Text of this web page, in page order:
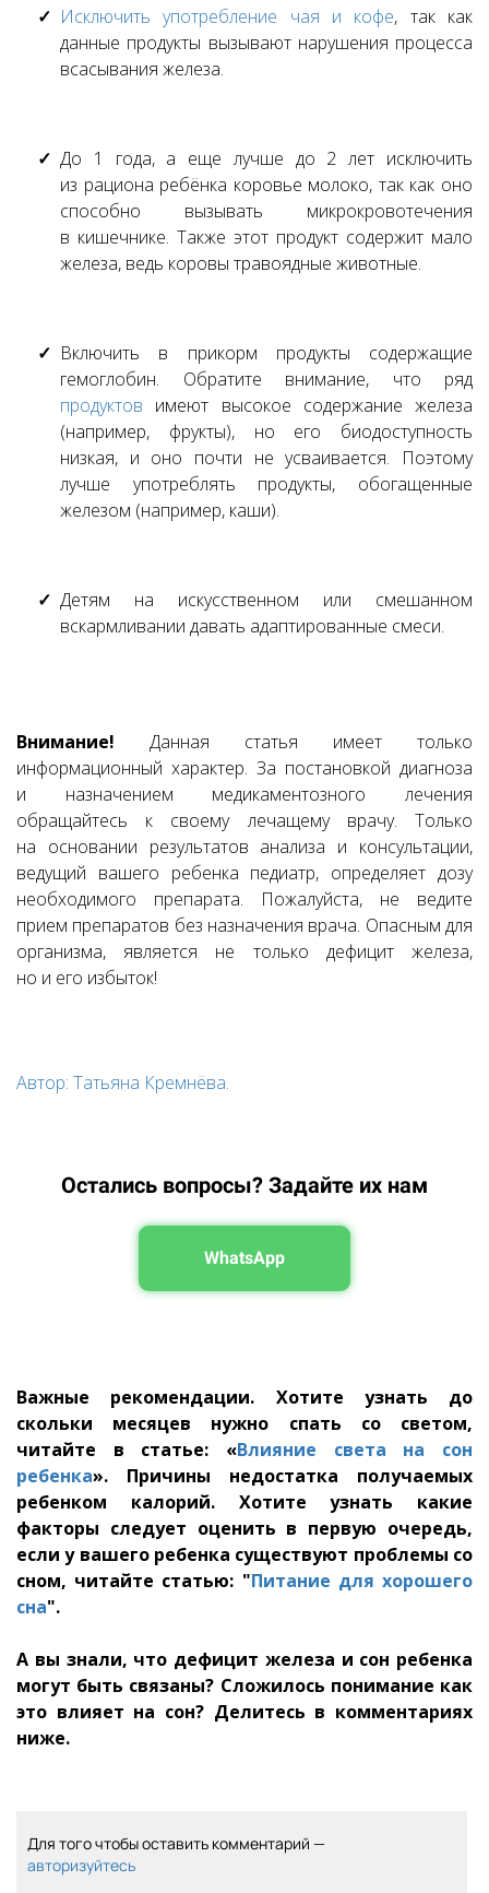
Исключить употребление чая и кофе, так как
данные продукты вызывают нарушения процесса
всасывания железа.
До 1 года, а еще лучше до 2 лет исключить
из рациона ребёнка коровье молоко, так как оно
способно вызывать микрокровотечения
в кишечнике. Также этот продукт содержит мало
железа, ведь коровы травоядные животные.
Включить в прикорм продукты содержащие
гемоглобин. Обратите внимание, что ряд
продуктов имеют высокое содержание железа
(например, фрукты), но его биодоступность
низкая, и оно почти не усваивается. Поэтому
лучше употреблять продукты, обогащенные
железом (например, каши).
Детям на искусственном или смешанном
вскармливании давать адаптированные смеси.
Внимание! Данная статья имеет только
информационный характер. За постановкой диагноза
и назначением медикаментозного лечения
обращайтесь к своему лечащему врачу. Только
на основании результатов анализа и консультации,
ведущий вашего ребенка педиатр, определяет дозу
необходимого препарата. Пожалуйста, не ведите
прием препаратов без назначения врача. Опасным для
организма, является не только дефицит железа,
но и его избыток!
Автор: Татьяна Кремнёва.
Остались вопросы? Задайте их нам
WhatsApp
Важные рекомендации. Хотите узнать до
скольки месяцев нужно спать со светом,
читайте в статье: «Влияние света на сон
ребенка». Причины недостатка получаемых
ребенком калорий. Хотите узнать какие
факторы следует оценить в первую очередь,
если у вашего ребенка существуют проблемы со
сном, читайте статью: "Питание для хорошего
сна".
А вы знали, что дефицит железа и сон ребенка
могут быть связаны? Сложилось понимание как
это влияет на сон? Делитесь в комментариях
ниже.
Для того чтобы оставить комментарий —
авторизуйтесь